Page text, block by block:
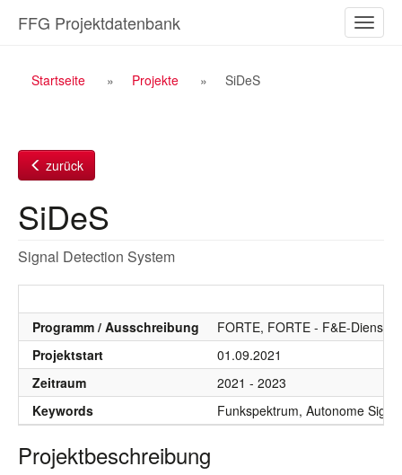
Inhalt
ein-/
FFG Projektdatenbank
Breadcrumb
Startseite Projekte SiDeS
zurück
SiDeS
Signal Detection System
Programm / Ausschreibung
FORTE, FORTE - F&E-
Projektstart
01.09.2021
Zeitraum
2021 - 2023
Keywords
Funkspektrum, Autonome
Projektbeschreibung